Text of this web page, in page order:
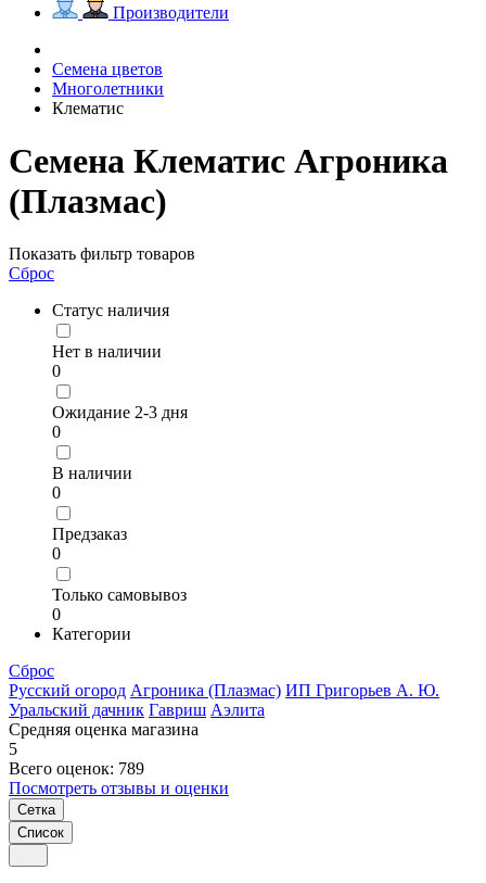
Производители
Семена цветов
Многолетники
Клематис
Семена Клематис Агроника
(Плазмас)
Показать фильтр товаров
Сброс
Статус наличия
Нет в наличии
0
Ожидание 2-3 дня
0
В наличии
0
Предзаказ
0
Только самовывоз
0
Категории
Сброс
Русский огород Агроника (Плазмас) ИП Григорьев А. Ю.
Уральский дачник Гавриш Аэлита
Средняя оценка магазина
5
Всего оценок: 789
Посмотреть отзывы и оценки
Сетка
Список